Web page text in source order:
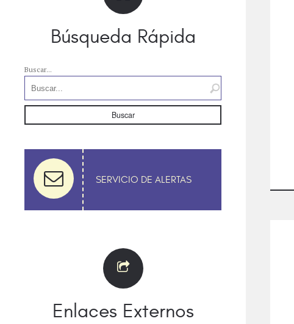
Búsqueda Rápida
Buscar
Buscar...
SERVICIO DE ALERTAS
Enlaces Externos